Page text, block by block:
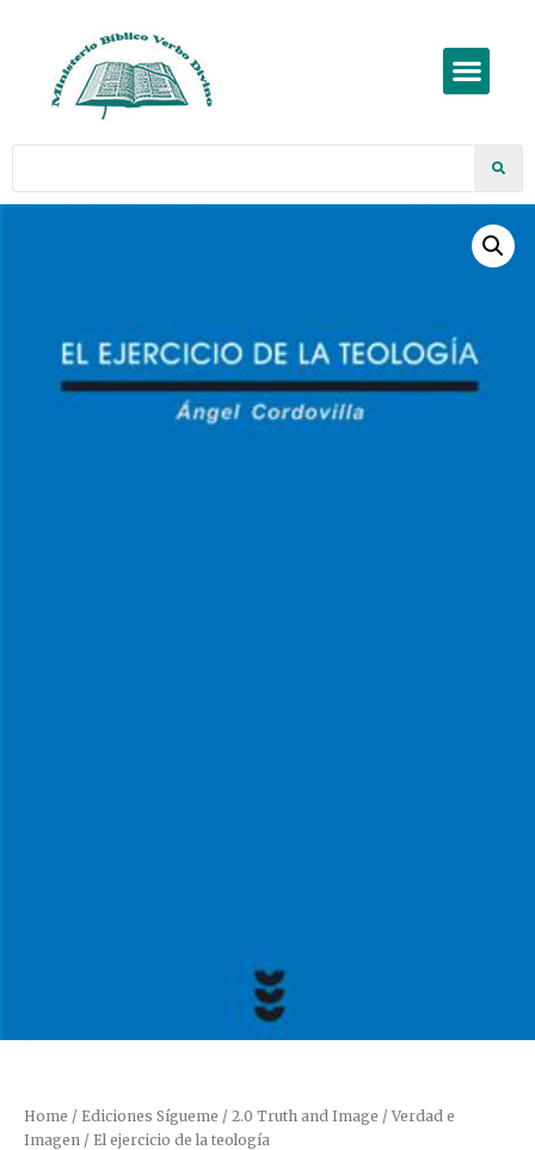
Home / Ediciones Sígueme / 2.0 Truth and Image / Verdad e
Imagen / El ejercicio de la teología